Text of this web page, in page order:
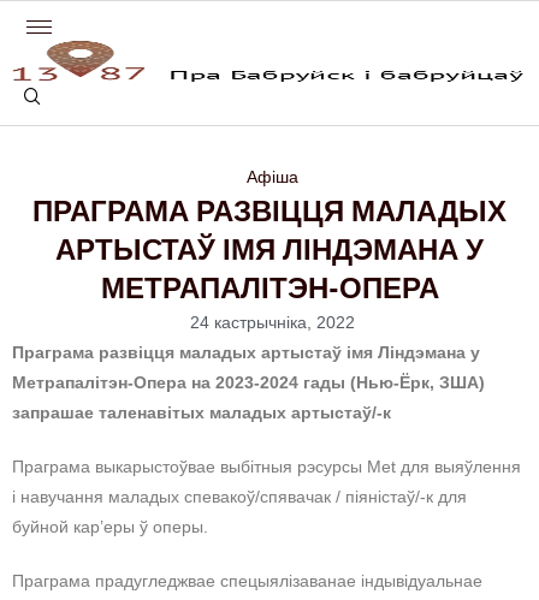
Афіша
ПРАГРАМА РАЗВІЦЦЯ МАЛАДЫХ
АРТЫСТАЎ ІМЯ ЛІНДЭМАНА У
МЕТРАПАЛІТЭН-ОПЕРА
24 кастрычніка, 2022
Праграма развіцця маладых артыстаў імя Ліндэмана у
Метрапалітэн-Опера на 2023-2024 гады (Нью-Ёрк, ЗША)
запрашае таленавітых маладых артыстаў/-к
Праграма выкарыстоўвае выбітныя рэсурсы Met для выяўлення
і навучання маладых спевакоў/спявачак / піяністаў/-к для
буйной кар’еры ў оперы.
Праграма прадугледжвае спецыялізаванае індывідуальнае